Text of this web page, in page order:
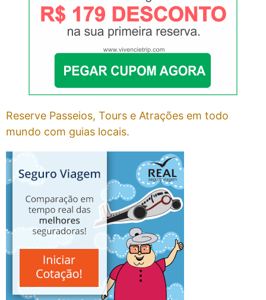
Reserve Passeios, Tours e Atrações em todo
mundo com guias locais.